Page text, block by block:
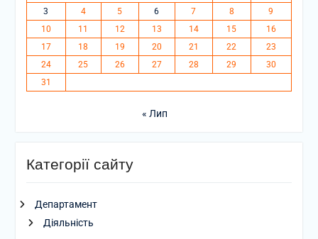
3
4 5 6 7 8
9
10
11 12 13 14 15
16
17
18 19 20 21 22
23
24
25 26 27 28 29
30
31
« Лип
Категорії сайту
Департамент
Діяльність